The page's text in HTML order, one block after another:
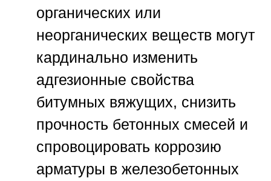
органических или
неорганических веществ могут
кардинально изменить
адгезионные свойства
битумных вяжущих, снизить
прочность бетонных смесей и
спровоцировать коррозию
арматуры в железобетонных